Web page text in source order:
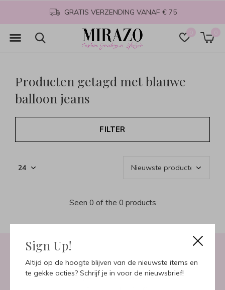
Sign Up!
Altijd op de hoogte blijven van de nieuwste items en
te gekke acties? Schrijf je in voor de nieuwsbrief!
0 0
GRATIS VERZENDING VANAF € 75
Producten getagd met blauwe
balloon jeans
FILTER
Seen 0 of the 0 products
Meld je aan voor onze